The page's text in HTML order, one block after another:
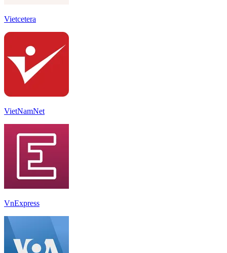
Vietcetera
VietNamNet
VnExpress